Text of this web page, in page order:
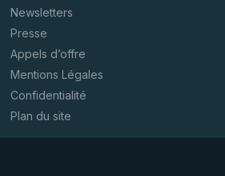
Newsletters
Presse
Appels d’offre
Mentions Légales
Confidentialité
Plan du site